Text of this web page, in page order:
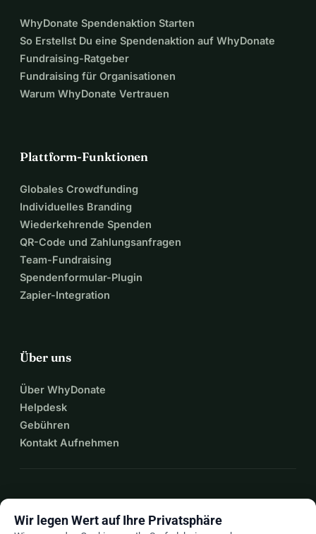
WhyDonate Spendenaktion Starten
So Erstellst Du eine Spendenaktion auf WhyDonate
Fundraising-Ratgeber
Fundraising für Organisationen
Warum WhyDonate Vertrauen
Plattform-Funktionen
Globales Crowdfunding
Individuelles Branding
Wiederkehrende Spenden
QR-Code und Zahlungsanfragen
Team-Fundraising
Spendenformular-Plugin
Zapier-Integration
Über uns
Über WhyDonate
Helpdesk
Gebühren
Kontakt Aufnehmen
Wir legen Wert auf Ihre Privatsphäre